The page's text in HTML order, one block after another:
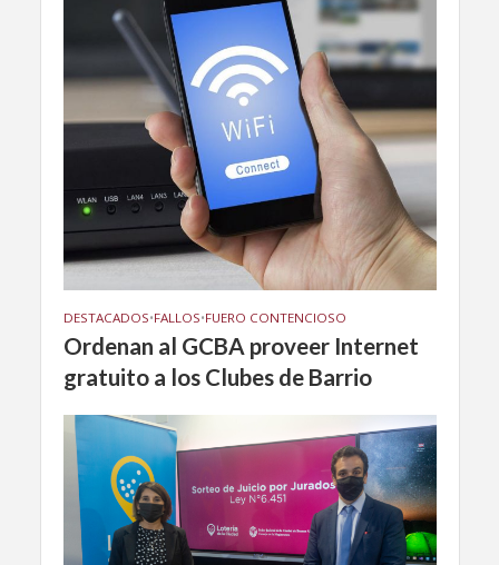
DESTACADOS•FALLOS•FUERO CONTENCIOSO
Ordenan al GCBA proveer Internet
gratuito a los Clubes de Barrio